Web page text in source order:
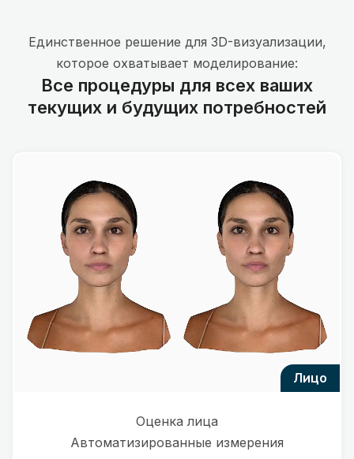
Единственное решение для 3D-визуализации,
которое охватывает моделирование:
Все процедуры для всех ваших
текущих и будущих потребностей
лицо
Оценка лица
Автоматизированные измерения